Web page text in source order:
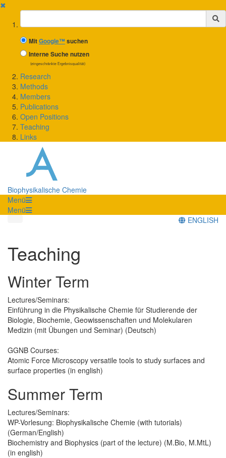
✖
Suchbegriff
MitGoogle™suchen
Interne Suche nutzen
(eingeschränkte Ergebnisqualität)
Research
Methods
Members
Publications
Open Positions
Teaching
Links
Biophysikalische Chemie
Menü
Menü
ENGLISH
Teaching
Winter Term
Lectures/Seminars:
Einführung in die Physikalische Chemie für Studierende der
Biologie, Biochemie, Geowissenschaften und Molekularen
Medizin (mit Übungen und Seminar) (Deutsch)
GGNB Courses:
Atomic Force Microscopy versatile tools to study surfaces and
surface properties (in english)
Summer Term
Lectures/Seminars:
WP-Vorlesung: Biophysikalische Chemie (with tutorials)
(German/English)
Biochemistry and Biophysics (part of the lecture) (M.Bio, M.MtL)
(in english)